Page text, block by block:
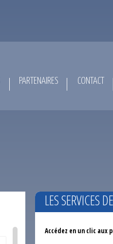
PARTENAIRES CONTACT
LES SERVICES
Accédez en un clic aux